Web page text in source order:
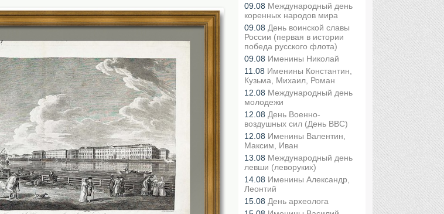
09.08 Международный день
коренных народов мира
09.08 День воинской славы
России (первая в истории
победа русского флота)
09.08 Именины Николай
11.08 Именины Константин,
Кузьма, Михаил, Роман
12.08 Международный день
молодежи
12.08 День Военно-
воздушных сил (День ВВС)
12.08 Именины Валентин,
Максим, Иван
13.08 Международный день
левши (леворуких)
14.08 Именины Александр,
Леонтий
15.08 День археолога